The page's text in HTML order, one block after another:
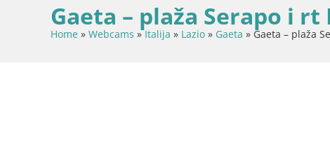
Gaeta – plaža Serapo i
Home » Webcams »Italija » Lazio » Gaeta » Gaeta – plaža